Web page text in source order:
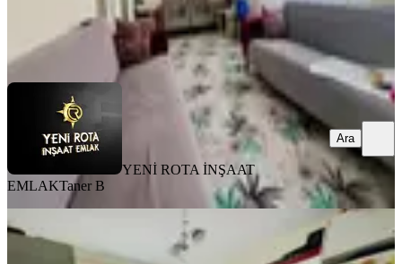
YENİ ROTA İNŞAAT EMLAKTaner B
Ara
YENİ ROTA İNŞAAT
EMLAKTaner B
Ara
Kuzeyçevreyolu Derdiment Mevki
Satılık Uygun Fiyata 3+1 Daire